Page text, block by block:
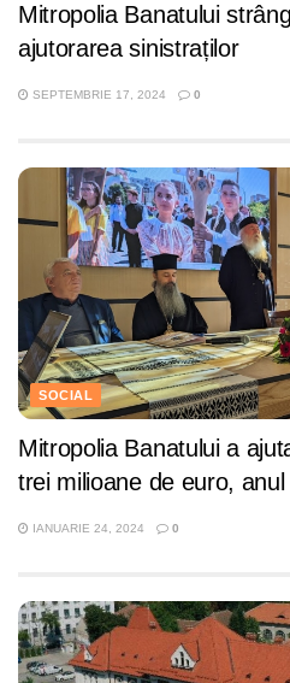
Mitropolia Banatului
ajutorarea sinistraților
SEPTEMBRIE 17, 2024 0
SOCIAL
Mitropolia Banatului a
trei milioane de euro,
IANUARIE 24, 2024 0